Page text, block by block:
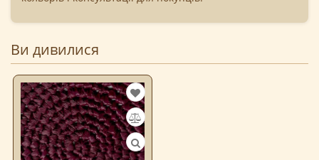
Ви дивилися